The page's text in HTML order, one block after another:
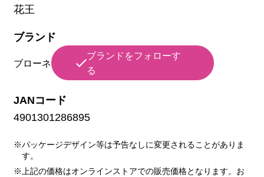
花王
ブランド
ブローネ
ブランドをフォローす
る
JANコード
4901301286895
※パッケージデザイン等は予告なしに変更されることがありま
す。
※上記の価格はオンラインストアでの販売価格となります。お